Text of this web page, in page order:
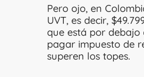
Pero ojo, en
UVT, es decir,
que está por debajo
pagar impuesto de
superen los topes.